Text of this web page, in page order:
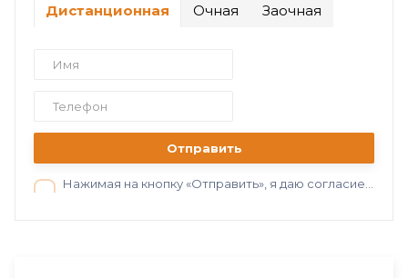
Дистанционная Очная Заочная
Отправить
Нажимая на кнопку «Отправить», я даю согласие на обработку персональных данных в соответствии с нашей